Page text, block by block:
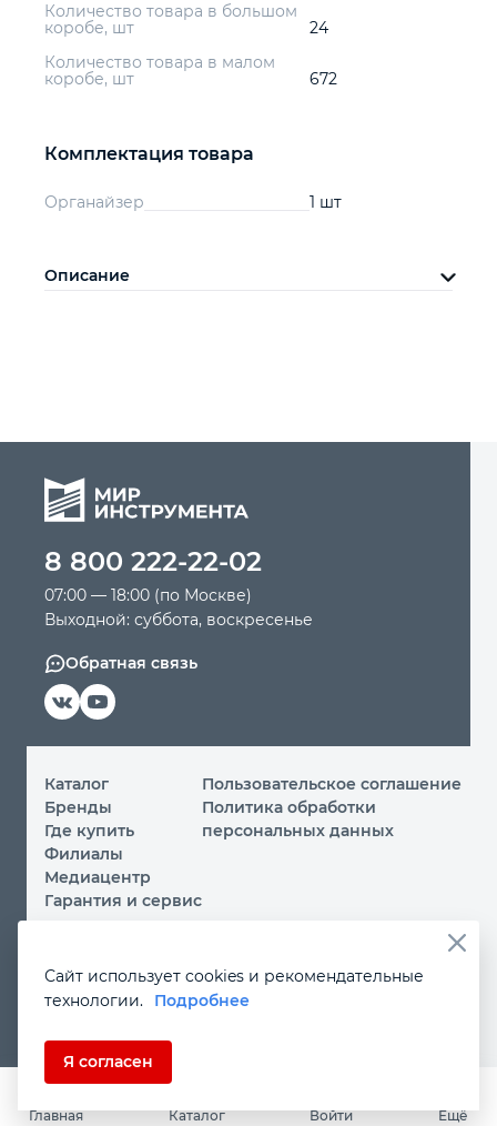
Количество товара в большом
коробе, шт
24
Количество товара в малом
коробе, шт
672
Комплектация товара
Органайзер 1 шт
Описание
8 800 222-22-02
07:00 — 18:00 (по Москве)
Выходной: суббота, воскресенье
Обратная связь
Каталог
Бренды
Где купить
Филиалы
Медиацентр
Гарантия и сервис
Пользовательское соглашение
Политика обработки
персональных данных
Вы принимаете условияполитики обработки
персональных данныхипользовательского соглашения
данные в любой форме на сайте
Если Вы не даете согласия на обработку своих
персональных данных, Вам необходимо покинуть наш
Главная
Каталог Войти Ещё
Сайт использует cookies и рекомендательные
технологии.
Подробнее
Я согласен